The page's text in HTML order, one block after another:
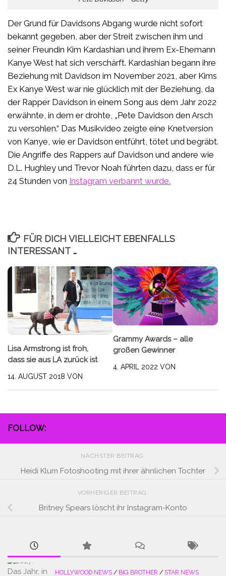
Der Grund für Davidsons Abgang wurde nicht sofort
bekannt gegeben, aber der Streit zwischen ihm und
seiner Freundin Kim Kardashian und ihrem Ex-Ehemann
Kanye West hat sich verschärft. Kardashian begann ihre
Beziehung mit Davidson im November 2021, aber Kims
Ex Kanye West war nie glücklich mit der Beziehung, da
der Rapper Davidson in einem Song aus dem Jahr 2022
erwähnte, in dem er drohte, „Pete Davidson den Arsch
zu versohlen.“ Das Musikvideo zeigte eine Knetversion
von Kanye, wie er Davidson entführt, tötet und begräbt.
Die Angriffe des Rappers auf Davidson und andere wie
D.L. Hughley und Trevor Noah führten dazu, dass er für
24 Stunden von Instagram verbannt wurde.
FÜR DICH VIELLEICHT EBENFALLS
INTERESSANT …
Lisa Armstrong ist froh,
dass sie aus LA zurück ist
14. AUGUST 2018 VON
Grammy Awards – alle
großen Gewinner
4. APRIL 2022 VON
FOLLOW:
NÄCHSTER BEITRAG
Heidi Klum Fotoshooting mit ihrer ähnlichen Tochter
VORHERIGER BEITRAG
Britney Spears löscht ihr Instagram-Konto
HOLLYWOOD NEWS / BIG BROTHER / STAR NEWS